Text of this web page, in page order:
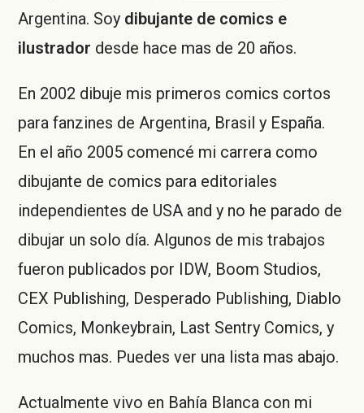
Argentina. Soy dibujante de comics e
ilustrador desde hace mas de 20 años.
En 2002 dibuje mis primeros comics cortos
para fanzines de Argentina, Brasil y España.
En el año 2005 comencé mi carrera como
dibujante de comics para editoriales
independientes de USA and y no he parado de
dibujar un solo día. Algunos de mis trabajos
fueron publicados por IDW, Boom Studios,
CEX Publishing, Desperado Publishing, Diablo
Comics, Monkeybrain, Last Sentry Comics, y
muchos mas. Puedes ver una lista mas abajo.
Actualmente vivo en Bahía Blanca con mi